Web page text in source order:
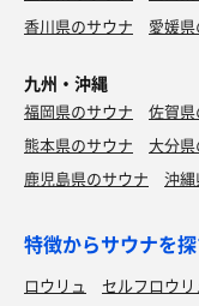
香川県のサウナ
愛媛
九州・沖縄
福岡県のサウナ 佐賀
熊本県のサウナ
大分
鹿児島県のサウナ
沖
特徴からサウナを
ロウリュ セルフロウリ